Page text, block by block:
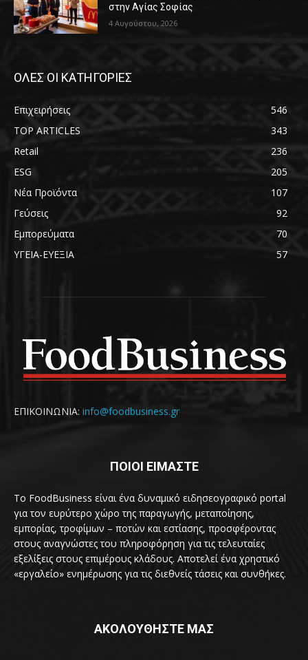
στην Αγίας Σοφίας
4 Αυγούστου, 2026
ΟΛΕΣ ΟΙ ΚΑΤΗΓΟΡΙΕΣ
Επιχειρήσεις
546
TOP ARTICLES
343
Retail
236
ESG
205
Νέα Προϊόντα
107
Γεύσεις
92
Εμπορεύματα
70
ΥΓΕΙΑ-ΕΥΕΞΙΑ
57
ΕΠΙΚΟΙΝΩΝΙΑ: info@foodbusiness.gr
ΠΟΙΟΙ ΕΙΜΑΣΤΕ
Το FoodBusiness είναι ένα δυναμικό ειδησεογραφικό portal
για τον ευρύτερο χώρο της παραγωγής, μεταποίησης,
εμπορίας, τροφίμων – ποτών και εστίασης, προσφέροντας
στους αναγνώστες του πληροφόρηση για τις τελευταίες
εξελίξεις στους επιμέρους κλάδους. Αποτελεί ένα χρηστικό
«εργαλείο» ενημέρωσης για τις διεθνείς τάσεις και συνθήκες.
ΑΚΟΛΟΥΘΗΣΤΕ ΜΑΣ